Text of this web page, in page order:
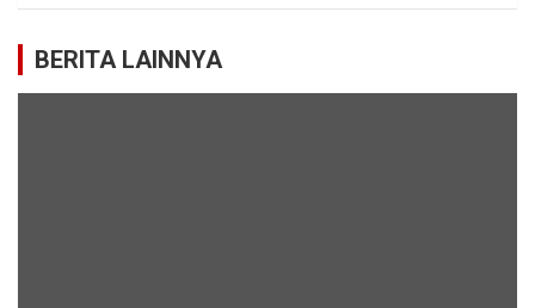
BERITA LAINNYA